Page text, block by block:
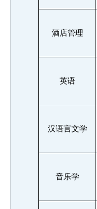
酒店管理
英语
汉语言文学
音乐学